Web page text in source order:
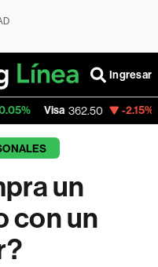
Ingresar
-2.15%
un
con un